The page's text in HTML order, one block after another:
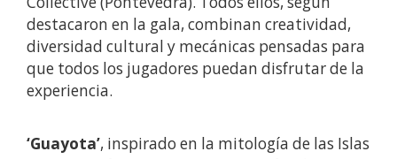
destacaron en la gala, combinan creatividad,
diversidad cultural y mecánicas pensadas para
que todos los jugadores puedan disfrutar de la
experiencia.
‘Guayota’, inspirado en la mitología de las Islas